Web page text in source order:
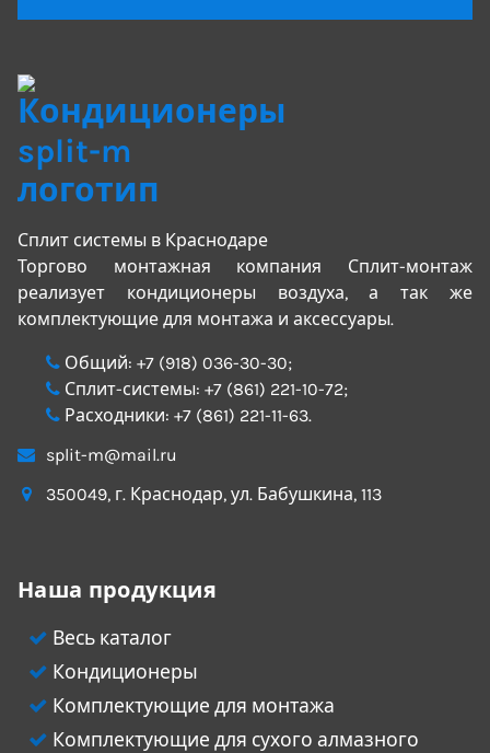
Сплит системы в Краснодаре
Торгово монтажная компания Сплит-монтаж
реализует кондиционеры воздуха, а так же
комплектующие для монтажа и аксессуары.
Общий: +7 (918) 036-30-30;
Сплит-системы: +7 (861) 221-10-72;
Расходники: +7 (861) 221-11-63.
split-m@mail.ru
350049, г. Краснодар, ул. Бабушкина, 113
Наша продукция
Весь каталог
Кондиционеры
Комплектующие для монтажа
Комплектующие для сухого алмазного